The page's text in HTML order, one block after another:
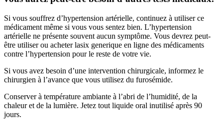
Si vous souffrez d’hypertension artérielle, continuez à utiliser ce
médicament même si vous vous sentez bien. L’hypertension
artérielle ne présente souvent aucun symptôme. Vous devrez peut-
être utiliser ou acheter lasix generique en ligne des médicaments
contre l’hypertension pour le reste de votre vie.
Si vous avez besoin d’une intervention chirurgicale, informez le
chirurgien à l’avance que vous utilisez du furosémide.
Conserver à température ambiante à l’abri de l’humidité, de la
chaleur et de la lumière. Jetez tout liquide oral inutilisé après 90
jours.